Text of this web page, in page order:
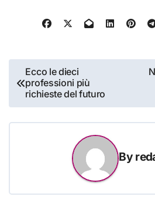
Navigazione
articoli
Ecco le dieci
professioni più
richieste del futuro
By